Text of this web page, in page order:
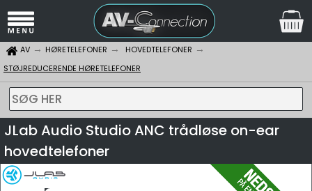
AV HØRETELEFONER
HOVEDTELEFONER
STØJREDUCERENDE HØRETELEFONER
SØG HER
JLab Audio Studio ANC trådløse on-ear
hovedtelefoner